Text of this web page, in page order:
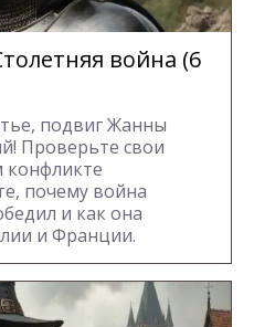
война (6
подвиг Жанны
Проверьте свои
конфликте
почему война
и как она
и Франции.